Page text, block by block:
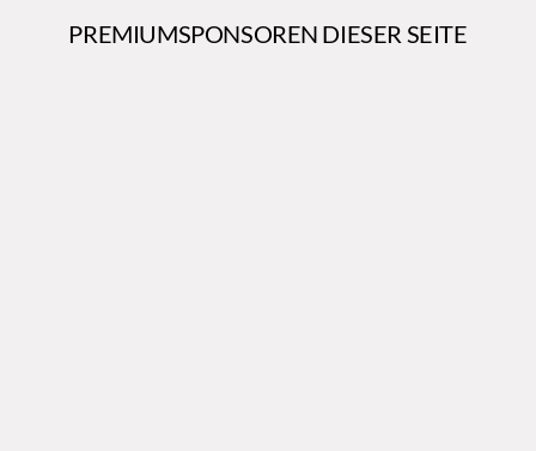
PREMIUMSPONSOREN DIESER SEITE